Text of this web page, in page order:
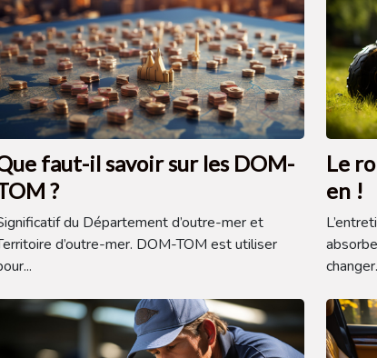
faut-il savoir sur les DOM-
?
du Département d’outre-mer et
d’outre-mer. DOM-TOM est utiliser
Le
en !